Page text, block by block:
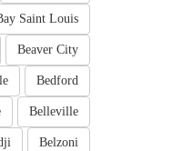
Saint Louis
Beaver City
Bedford
Belleville
Belzoni